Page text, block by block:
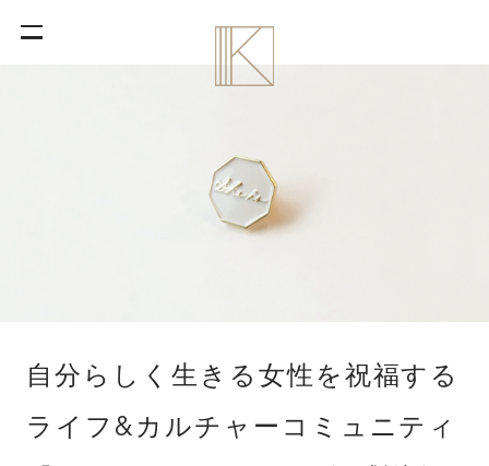
自分らしく生きる女性を祝福する
ライフ&カルチャーコミュニティ